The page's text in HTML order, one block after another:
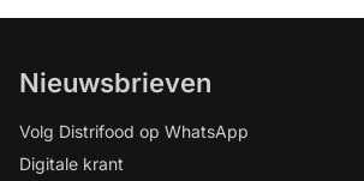
Nieuwsbrieven
Volg Distrifood op WhatsApp
Digitale krant